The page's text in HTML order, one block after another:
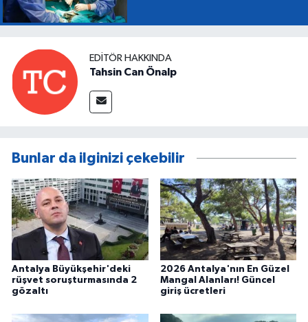
EDITÖR HAKKINDA
Tahsin Can Önalp
Bunlar da ilginizi çekebilir
Antalya Büyükşehir'deki
rüşvet soruşturmasında 2
gözaltı
2026 Antalya'nın En Güzel
Mangal Alanları! Güncel
giriş ücretleri